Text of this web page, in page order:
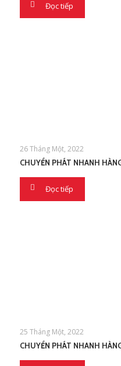
Đọc tiếp
26 Tháng Một, 2022
CHUYỂN PHÁT NHANH
Đọc tiếp
25 Tháng Một, 2022
CHUYỂN PHÁT NHANH